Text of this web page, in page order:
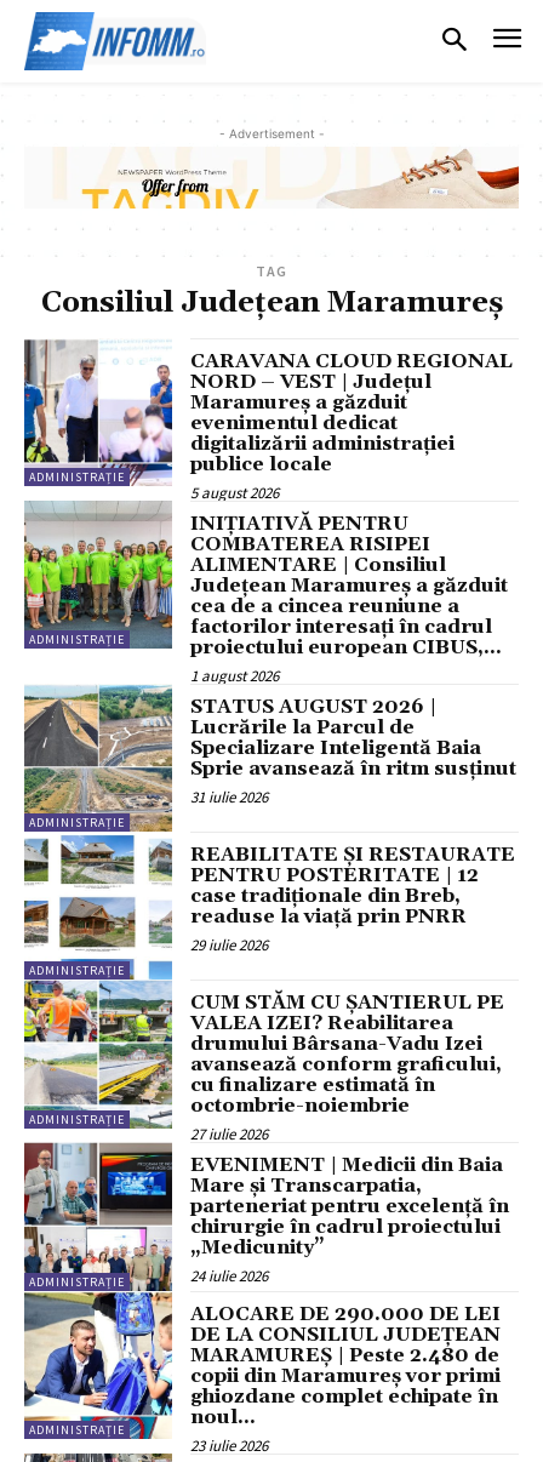
- Advertisement -
TAG
Consiliul Județean Maramureș
ADMINISTRAȚIE
CARAVANA CLOUD REGIONAL
NORD – VEST | Județul
Maramureș a găzduit
evenimentul dedicat
digitalizării administrației
publice locale
5 august 2026
ADMINISTRAȚIE
INIȚIATIVĂ PENTRU
COMBATEREA RISIPEI
ALIMENTARE | Consiliul
Județean Maramureș a găzduit
cea de a cincea reuniune a
factorilor interesați în cadrul
proiectului european CIBUS,...
1 august 2026
ADMINISTRAȚIE
STATUS AUGUST 2026 |
Lucrările la Parcul de
Specializare Inteligentă Baia
Sprie avansează în ritm susținut
31 iulie 2026
ADMINISTRAȚIE
REABILITATE ȘI RESTAURATE
PENTRU POSTERITATE | 12
case tradiționale din Breb,
readuse la viață prin PNRR
29 iulie 2026
ADMINISTRAȚIE
CUM STĂM CU ȘANTIERUL PE
VALEA IZEI? Reabilitarea
drumului Bârsana-Vadu Izei
avansează conform graficului,
cu finalizare estimată în
octombrie-noiembrie
27 iulie 2026
ADMINISTRAȚIE
EVENIMENT | Medicii din Baia
Mare și Transcarpatia,
parteneriat pentru excelență în
chirurgie în cadrul proiectului
„Medicunity”
24 iulie 2026
ADMINISTRAȚIE
ALOCARE DE 290.000 DE LEI
DE LA CONSILIUL JUDEȚEAN
MARAMUREȘ | Peste 2.480 de
copii din Maramureș vor primi
ghiozdane complet echipate în
noul...
23 iulie 2026